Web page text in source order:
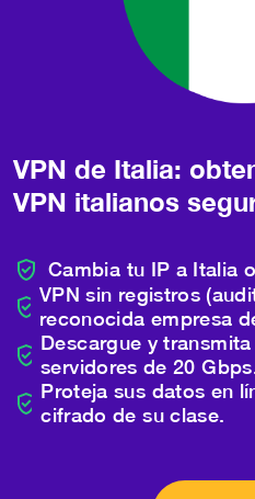
VPN de Italia:
VPN italianos
Cambia tu IP a Italia
VPN sin registros
reconocida empresa
Descargue y
servidores de 20
Proteja sus datos en
cifrado de su clase.